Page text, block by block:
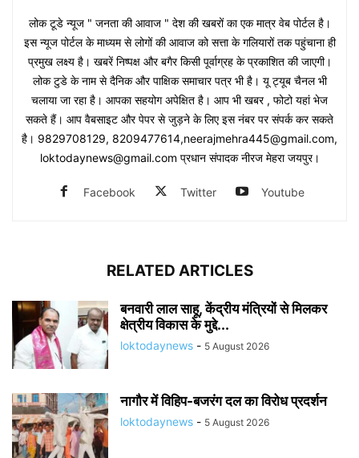
लोक टूडे न्यूज " जनता की आवाज " देश की खबरों का एक मात्र वेब पोर्टल है।
इस न्यूज पोर्टल के माध्यम से लोगों की आवाज को सत्ता के गलियारों तक पहुंचाना ही
प्रमुख लक्ष्य है। खबरें निष्पक्ष और बगैर किसी पूर्वाग्रह के प्रकाशित की जाएगी।
लोक टुडे के नाम से दैनिक और पाक्षिक समाचार पत्र भी है। यू ट्यूब चैनल भी
चलाया जा रहा है। आपका सहयोग अपेक्षित है। आप भी खबर , फोटो यहां भेज
सकते हैं। आप वैबसाइट और पेपर से जुड़ने के लिए इस नंबर पर संपर्क कर सकते
है। 9829708129, 8209477614,neerajmehra445@gmail.com,
loktodaynews@gmail.com प्रधान संपादक नीरज मेहरा जयपुर।
Facebook Twitter Youtube
RELATED ARTICLES
बनवारी लाल साहू, केंद्रीय मंत्रियों से मिलकर
क्षेत्रीय विकास के मुद्दे...
loktodaynews - 5 August 2026
नागौर में विहिप-बजरंग दल का विरोध प्रदर्शन
loktodaynews - 5 August 2026